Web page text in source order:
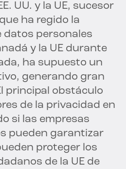
UU. y la UE, sucesor
ha regido la
personales
y la UE durante
ha supuesto un
generando gran
principal obstáculo
de la privacidad en
si las empresas
pueden garantizar
proteger los
de la UE de